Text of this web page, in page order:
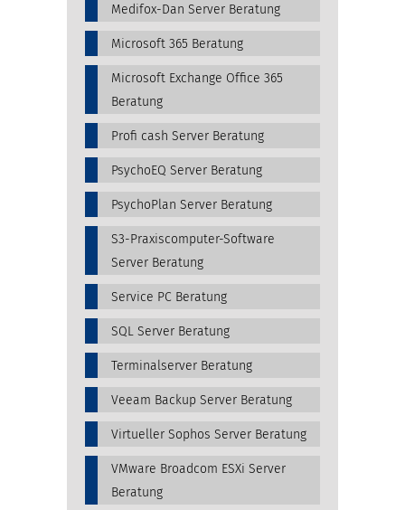
Medifox-Dan Server Beratung
Microsoft 365 Beratung
Microsoft Exchange Office 365
Beratung
Profi cash Server Beratung
PsychoEQ Server Beratung
PsychoPlan Server Beratung
S3-Praxiscomputer-Software
Server Beratung
Service PC Beratung
SQL Server Beratung
Terminalserver Beratung
Veeam Backup Server Beratung
Virtueller Sophos Server Beratung
VMware Broadcom ESXi Server
Beratung